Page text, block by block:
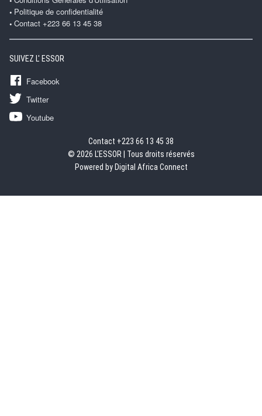
Politique de confidentialité
Contact +223 66 13 45 38
SUIVEZ L' ESSOR
Facebook
Twitter
Youtube
Contact +223 66 13 45 38
© 2026 L'ESSOR | Tous droits réservés
Powered by Digital Africa Connect